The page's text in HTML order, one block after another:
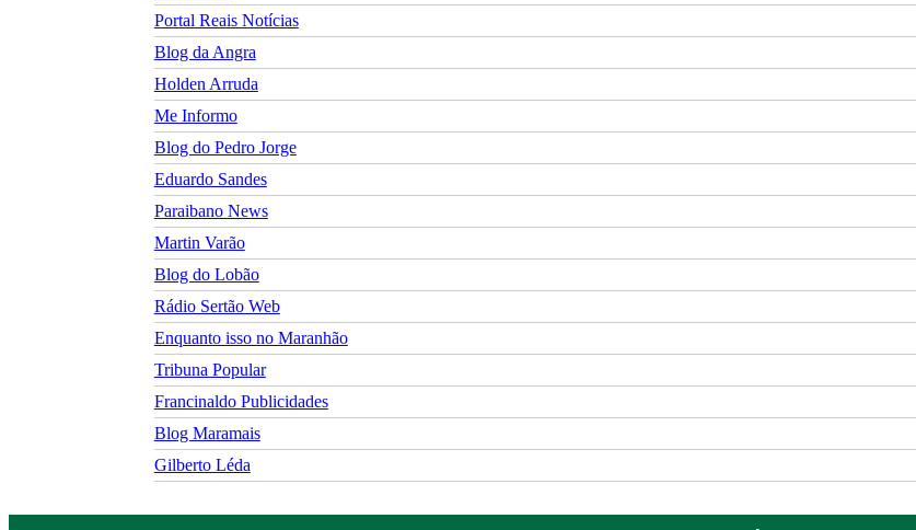
Portal Reais Notí­cias
Blog da Angra
Holden Arruda
Me Informo
Blog do Pedro Jorge
Eduardo Sandes
Paraibano News
Martin Varão
Blog do Lobão
Rádio Sertão Web
Enquanto isso no Maranhão
Tribuna Popular
Francinaldo Publicidades
Blog Maramais
Gilberto Léda